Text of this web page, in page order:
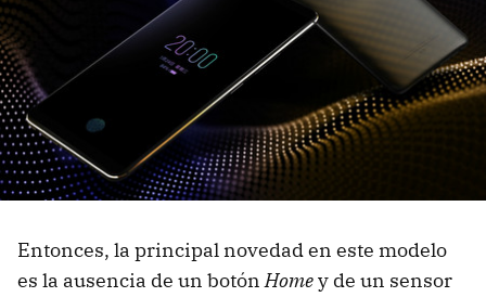
Entonces, la principal novedad en este modelo
es la ausencia de un botónHomey de un sensor